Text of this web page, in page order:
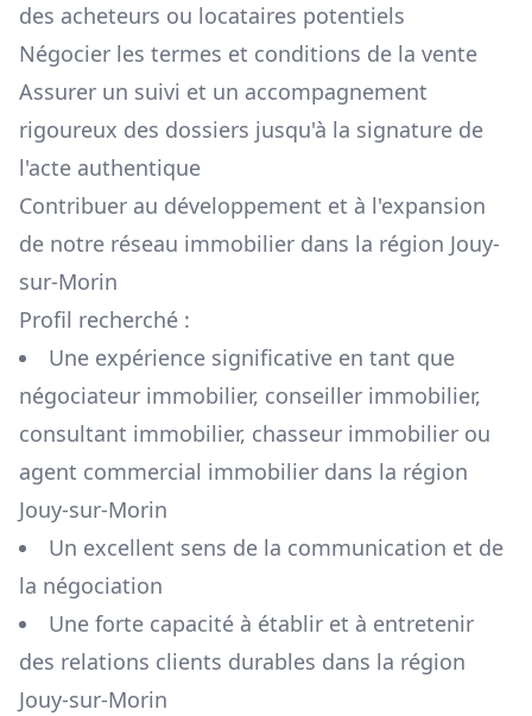
des acheteurs ou locataires potentiels
Négocier les termes et conditions de la vente
Assurer un suivi et un accompagnement
rigoureux des dossiers jusqu'à la signature de
l'acte authentique
Contribuer au développement et à l'expansion
de notre réseau immobilier dans la région Jouy-
sur-Morin
Profil recherché :
Une expérience significative en tant que
négociateur immobilier, conseiller immobilier,
consultant immobilier, chasseur immobilier ou
agent commercial immobilier dans la région
Jouy-sur-Morin
Un excellent sens de la communication et de
la négociation
Une forte capacité à établir et à entretenir
des relations clients durables dans la région
Jouy-sur-Morin